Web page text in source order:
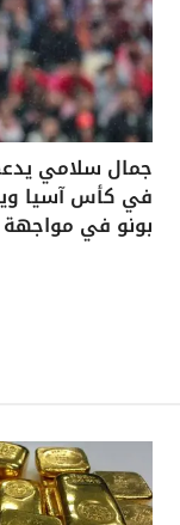
جمال سلامي
في كأس آسيا
بونو في مواجهة